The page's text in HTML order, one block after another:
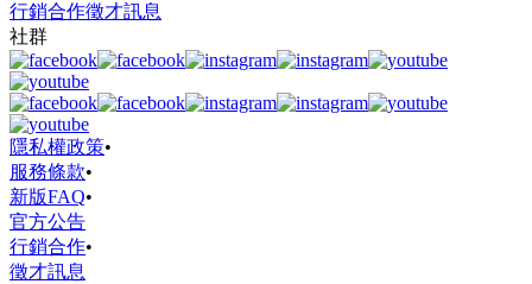
行銷合作徵才訊息
社群
隱私權政策•
服務條款•
新版FAQ•
官方公告
行銷合作•
徵才訊息